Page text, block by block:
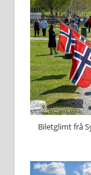
Biletglimt frå